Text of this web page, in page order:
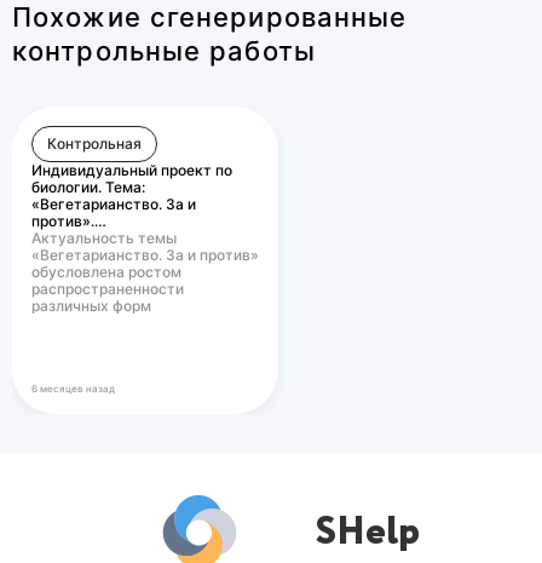
Похожие сгенерированные
контрольные работы
Контрольная
Индивидуальный проект по
биологии. Тема:
«Вегетарианство. За и
против».…
Актуальность темы
«Вегетарианство. За и против»
обусловлена ростом
распространенности
различных форм
6 месяцев назад
SHelp